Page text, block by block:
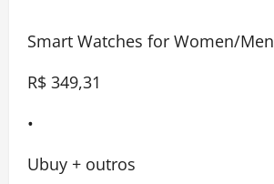
Smart Watches for Women/Men
R$ 349,31
•
Ubuy + outros